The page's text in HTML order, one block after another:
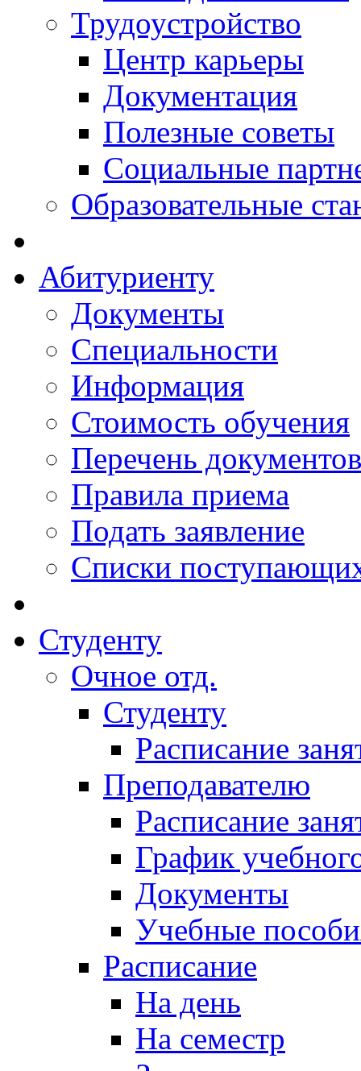
Трудоустройство
Центр карьеры
Документация
Полезные советы
Социальные
Образовательные
Абитуриенту
Документы
Специальности
Информация
Стоимость обучения
Перечень документов
Правила приема
Подать заявление
Списки
Студенту
Очное отд.
Студенту
Расписание
Преподавателю
Расписание
График
Документы
Учебные
Расписание
На день
На семестр